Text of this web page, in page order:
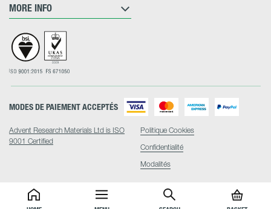
MORE INFO
Advent Research Materials Ltd is ISO
9001 Certified
MODES DE PAIEMENT ACCEPTÉS
Politique Cookies
Confidentialité
Modalités